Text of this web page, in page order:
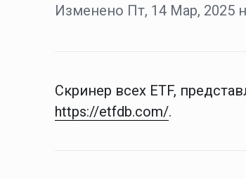
Изменено Пт, 14 Мар, 2025
Скринер всех ETF,
https://etfdb.com/.